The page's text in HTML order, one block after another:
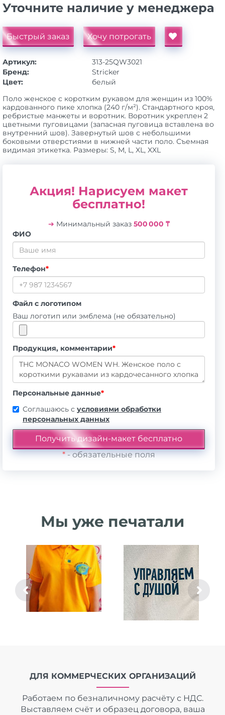
Уточните наличие у менеджера
Быстрый заказ Хочу потрогать
Артикул:
313-25QW3021
Бренд:
Stricker
Цвет:
белый
Поло женское с коротким рукавом для женщин из 100%
кардованного пике хлопка (240 г/м²). Стандартного кроя,
ребристые манжеты и воротник. Воротник укреплен 2
цветными пуговицами (запасная пуговица вставлена во
внутренний шов). Завернутый шов с небольшими
боковыми отверстиями в нижней части поло. Съемная
видимая этикетка. Размеры: S, M, L, XL, XXL
Акция! Нарисуем макет
бесплатно!
➔ Минимальный заказ 500 000 ₸
ФИО
Телефон*
Файл с логотипом
Ваш логотип или эмблема (не обязательно)
Продукция, комментарии*
Персональные данные*
Соглашаюсь с условиями обработки
персональных данных
*- обязательные поля
Мы уже печатали
ДЛЯ КОММЕРЧЕСКИХ ОРГАНИЗАЦИЙ
Работаем по безналичному расчёту с НДС.
Выставляем счёт и образец договора, ваша